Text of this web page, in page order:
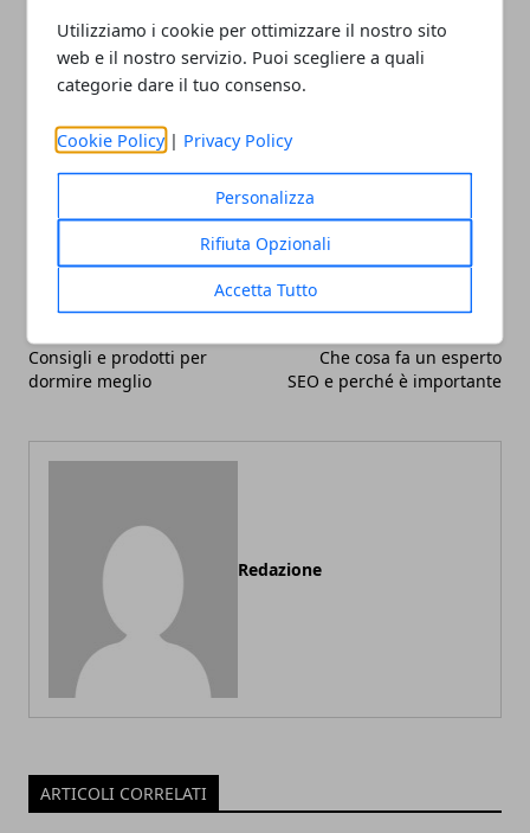
Utilizziamo i cookie per ottimizzare il nostro sito
web e il nostro servizio. Puoi scegliere a quali
categorie dare il tuo consenso.
Cookie Policy | Privacy Policy
Personalizza
Rifiuta Opzionali
Accetta Tutto
gruppo.
Whatsapp
Consigli e prodotti per
dormire meglio
Che cosa fa un esperto
SEO e perché è importante
Redazione
ARTICOLI CORRELATI